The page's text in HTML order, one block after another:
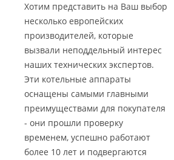
Хотим представить на Ваш выбор
несколько европейских
производителей, которые
вызвали неподдельный интерес
наших технических экспертов.
Эти котельные аппараты
оснащены самыми главными
преимуществами для покупателя
- они прошли проверку
временем, успешно работают
более 10 лет и подвергаются